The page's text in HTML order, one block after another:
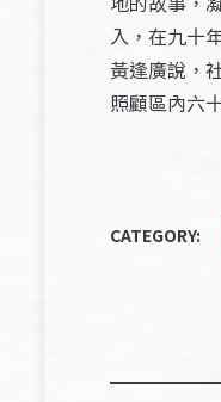
入，在九十
黃逢廣說，
照顧區內六
CATEGORY: